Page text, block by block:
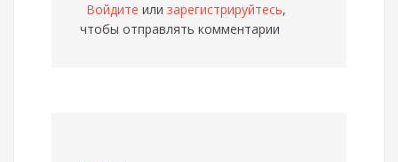
Войдите или зарегистрируйтесь,
чтобы отправлять комментарии